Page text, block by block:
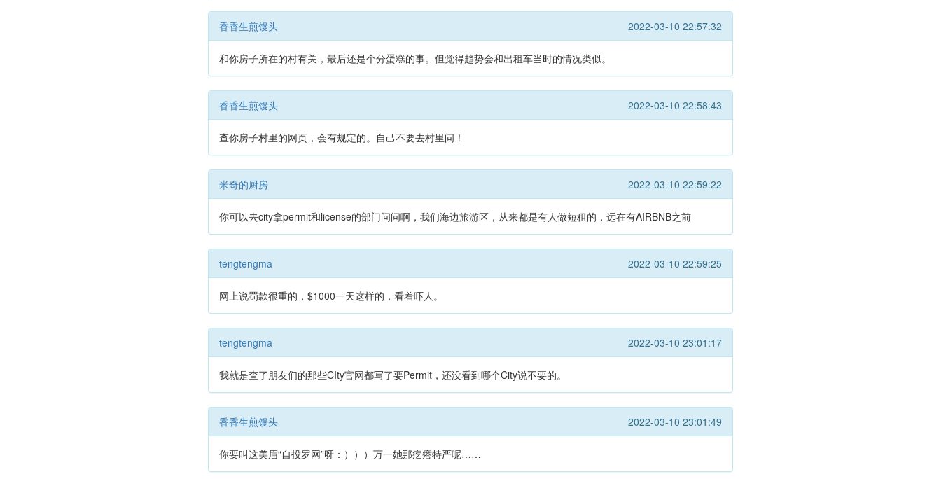
香香生煎馒头 2022-03-10 22:57:32
和你房子所在的村有关，最后还是个分蛋糕的事。但觉得趋势会和出租车当时的情况类似。
香香生煎馒头 2022-03-10 22:58:43
查你房子村里的网页，会有规定的。自己不要去村里问！
米奇的厨房 2022-03-10 22:59:22
你可以去city拿permit和license的部门问问啊，我们海边旅游区，从来都是有人做短租的，远在有AIRBNB之前
tengtengma 2022-03-10 22:59:25
网上说罚款很重的，$1000一天这样的，看着吓人。
tengtengma 2022-03-10 23:01:17
我就是查了朋友们的那些CIty官网都写了要Permit，还没看到哪个City说不要的。
香香生煎馒头 2022-03-10 23:01:49
你要叫这美眉“自投罗网”呀：）））万一她那疙瘩特严呢……